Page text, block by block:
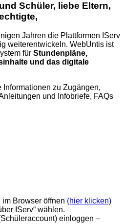
Schüler, liebe Eltern,
Jahren die Plattformen IServ
weiterentwickeln. WebUntis ist
für Stundenpläne,
und das digitale
zu Zugängen,
und Infobriefe, FAQs
Browser öffnen (hier klicken)
IServ“ wählen.
einloggen –